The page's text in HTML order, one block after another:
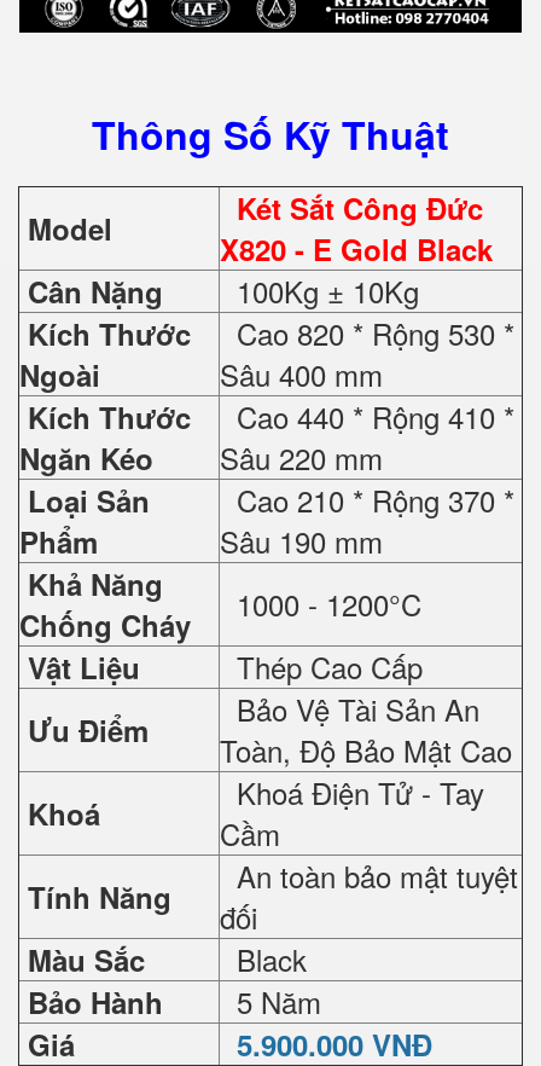
Thông Số Kỹ Thuật
Model
Két Sắt Công Đức
X820 - E Gold Black
Cân Nặng
100Kg ± 10Kg
Kích Thước
Ngoài
Cao 820 * Rộng 530 *
Sâu 400 mm
Kích Thước
Ngăn Kéo
Cao 440 * Rộng 410 *
Sâu 220 mm
Loại Sản
Phẩm
Cao 210 * Rộng 370 *
Sâu 190 mm
Khả Năng
Chống Cháy
1000 - 1200°C
Vật Liệu Thép Cao Cấp
Ưu Điểm
Bảo Vệ Tài Sản An
Toàn, Độ Bảo Mật Cao
Khoá
Khoá Điện Tử - Tay
Cầm
Tính Năng
An toàn bảo mật tuyệt
đối
Màu Sắc Black
Bảo Hành 5 Năm
Giá 5.900.000 VNĐ